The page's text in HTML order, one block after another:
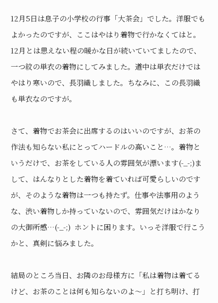
12月5日は息子の小学校の行事「大茶会」でした。洋服でも
よかったのですが、ここはやはり着物で行かなくてはと。
12月とは思えない程の暖かな日が続いていてましたので、
一つ紋の単衣の着物にしてみました。道中は単衣だけでは
やはり寒いので、長羽織しました。ちなみに、この長羽織
も単衣なのですが。
さて、着物でお茶会に出席するのはいいのですが、お茶の
作法も知らない私にとってハードルの高いこと…。着物と
いうだけで、お茶をしている人の雰囲気が漂います(-_-;)ま
して、はんなりとした着物を着ていれば可愛らしいのです
が、そのような着物は一つも持たず。仕事や法事用のよう
な、渋い着物しか持っていないので、雰囲気だけはかなり
の大御所感…(-_-;) ホントに困ります。いっそ洋服で行こう
かと、真剣に悩みました。
結局のところ当日、お隣のお母様方に「私は着物は着てる
けど、お茶のことは何も知らないのよ〜」と打ち明け、打